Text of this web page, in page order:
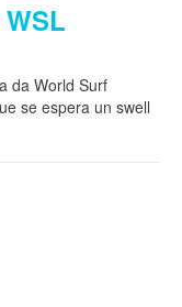
da World Surf
se espera un swell